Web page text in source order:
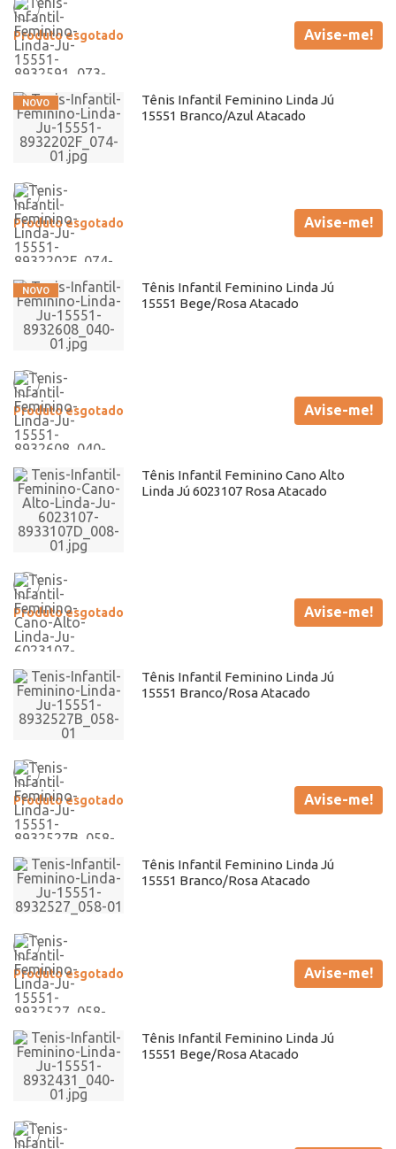
Produto esgotado Avise-me!
Tênis Infantil Feminino Linda Jú
15551 Branco/Azul Atacado
Produto esgotado Avise-me!
Tênis Infantil Feminino Linda Jú
15551 Bege/Rosa Atacado
Produto esgotado Avise-me!
Tênis Infantil Feminino Cano Alto
Linda Jú 6023107 Rosa Atacado
Produto esgotado Avise-me!
Tênis Infantil Feminino Linda Jú
15551 Branco/Rosa Atacado
Produto esgotado Avise-me!
Tênis Infantil Feminino Linda Jú
15551 Branco/Rosa Atacado
Produto esgotado Avise-me!
Tênis Infantil Feminino Linda Jú
15551 Bege/Rosa Atacado